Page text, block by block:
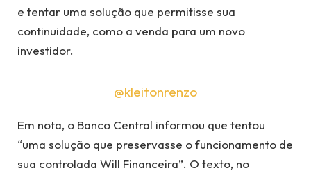
e tentar uma solução que permitisse sua
continuidade, como a venda para um novo
investidor.
@kleitonrenzo
Em nota, o Banco Central informou que tentou
“uma solução que preservasse o funcionamento de
sua controlada Will Financeira”. O texto, no